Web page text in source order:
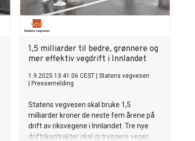
1,5 milliarder til bedre, grønnere og
mer effektiv vegdrift i Innlandet
1.9.2025 13:41:06 CEST
Statens vegvesen
Pressemelding
Statens vegvesen skal bruke 1,5
milliarder kroner de neste fem årene på
drift av riksvegene i Innlandet. Tre nye
driftskontrakter skal gi tryggere veger,